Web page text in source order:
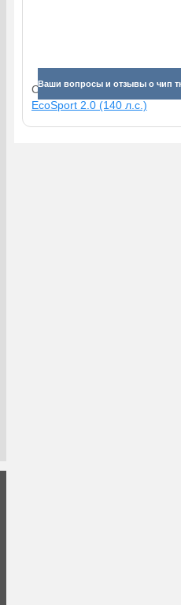
Ваши вопросы и отзывы о чип
Смотрите прибавки для
EcoSport 2.0 (140 л.с.)